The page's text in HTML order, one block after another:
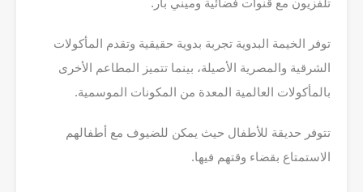
تلفزيون مع قنوات فضائية وميني بار.
توفر الخيمة البدوية تجربة بدوية حقيقية وتقدم المأكولات
الشرقية والمصرية الأصيلة، بينما تتميز المطاعم الأخرى
بالمأكولات العالمية المعدة من المكونات الموسمية.
تتوفر حديقة للأطفال حيث يمكن للضيوف مع أطفالهم
الاستمتاع بقضاء وقتهم فيها.